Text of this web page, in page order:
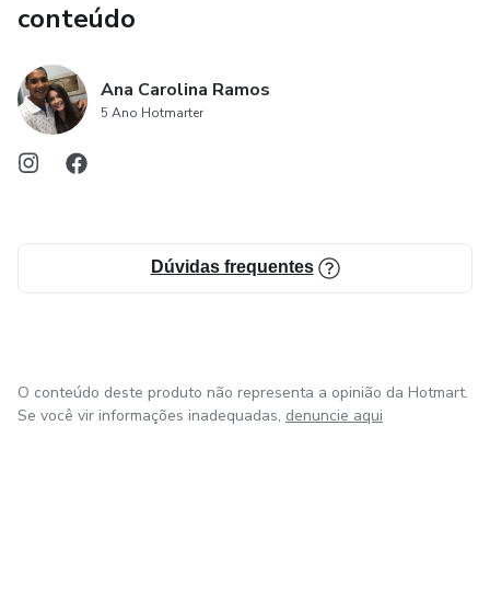
conteúdo
Ana Carolina Ramos
5 Ano Hotmarter
Dúvidas frequentes
O conteúdo deste produto não representa a opinião da Hotmart.
Se você vir informações inadequadas, denuncie aqui